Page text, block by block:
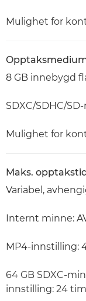
Mulighet for
8 GB innebygd
SDXC/SDHC/
Mulighet for
Maks.
Variabel,
Internt minne:
MP4-innstilling:
64 GB SDXC-
innstilling: 24